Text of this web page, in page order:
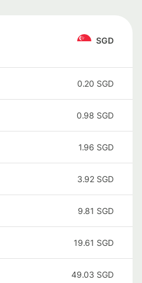
SGD
0.20 SGD
0.98 SGD
1.96 SGD
3.92 SGD
9.81 SGD
19.61 SGD
49.03 SGD